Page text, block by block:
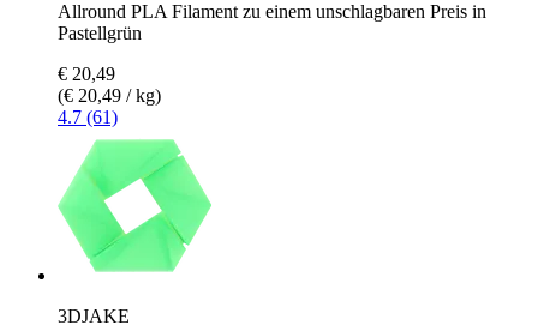
Allround PLA Filament zu einem unschlagbaren Preis in
Pastellgrün
€ 20,49
(€ 20,49 / kg)
4.7 (61)
3DJAKE